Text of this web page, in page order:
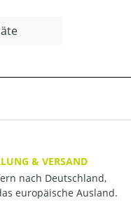
& VERSAND
nach Deutschland,
europäische Ausland.